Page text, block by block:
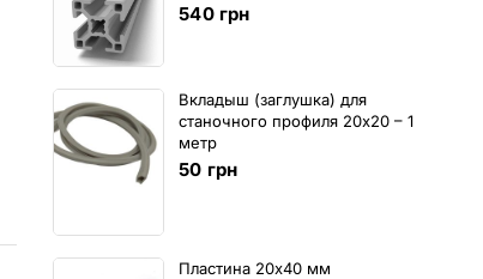
540 грн
Вкладыш (заглушка) для
станочного профиля 20х20 – 1
метр
50 грн
Пластина 20х40 мм